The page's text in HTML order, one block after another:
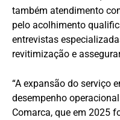
também atendimento
pelo acolhimento
entrevistas
revitimização e
“A expansão do serviço
desempenho
Comarca, que em 2025